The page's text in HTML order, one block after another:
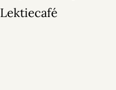
Lektiecafé